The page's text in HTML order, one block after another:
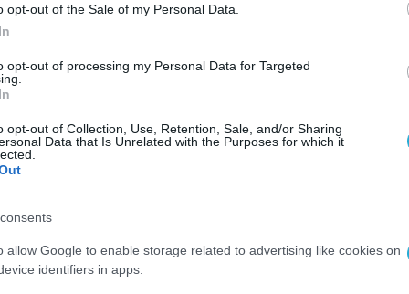
opt-out of the Sale of my Personal Data.
opt-out of processing my Personal Data for Targeted
opt-out of Collection, Use, Retention, Sale, and/or Sharing
Data that Is Unrelated with the Purposes for which it
allow Google to enable storage related to advertising like cookies on
identifiers in apps.
δικό του, σεμνό και αθόρυβο τρόπο, αυτό
της πολυνομίας στην τάξη. Από την
πρόβλημα στη λύση. Γι’ αυτό και θεωρώ ότι
το έργο του. Για τον λόγο αυτό, κύριε
αυτή ιστορική μεταρρύθμιση για τον
και τη σφραγίδα της προσφοράς του
που αφιέρωσε τη δημόσια διαδρομή του στην
στην αξιοπρέπεια της πολιτικής. ‘Αρα
πολεοδομίας, να προστεθούν οι λέξεις